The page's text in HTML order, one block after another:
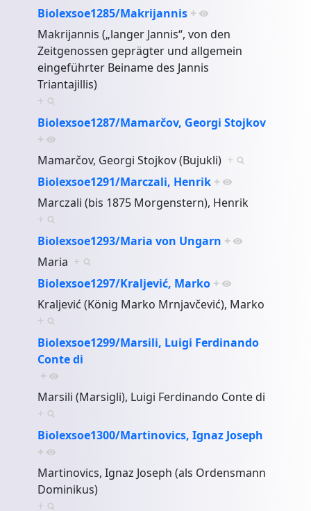
Biolexsoe1285/Makrijannis +
Makrijannis („langer Jannis“, von den
Zeitgenossen geprägter und allgemein
eingeführter Beiname des Jannis
Triantajillis)
+
Biolexsoe1287/Mamarčov, Georgi Stojkov
+
Mamarčov, Georgi Stojkov (Bujukli) +
Biolexsoe1291/Marczali, Henrik +
Marczali (bis 1875 Morgenstern), Henrik
+
Biolexsoe1293/Maria von Ungarn +
Maria +
Biolexsoe1297/Kraljević, Marko +
Kraljević (König Marko Mrnjavčević), Marko
+
Biolexsoe1299/Marsili, Luigi Ferdinando
Conte di
+
Marsili (Marsigli), Luigi Ferdinando Conte di
+
Biolexsoe1300/Martinovics, Ignaz Joseph
+
Martinovics, Ignaz Joseph (als Ordensmann
Dominikus)
+